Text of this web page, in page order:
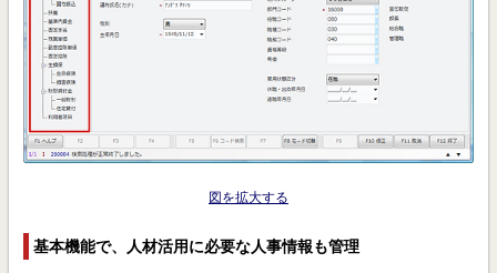
図を拡大する
基本機能で、人材活用に必要な人事情報も管理